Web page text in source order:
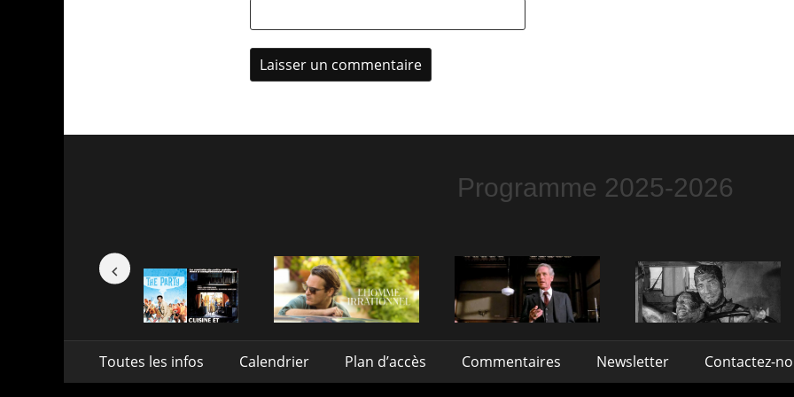
Programme 2025-2026
Menu
de
Toutes les infos Calendrier Plan d’accès Commentaires Newsletter Contactez-